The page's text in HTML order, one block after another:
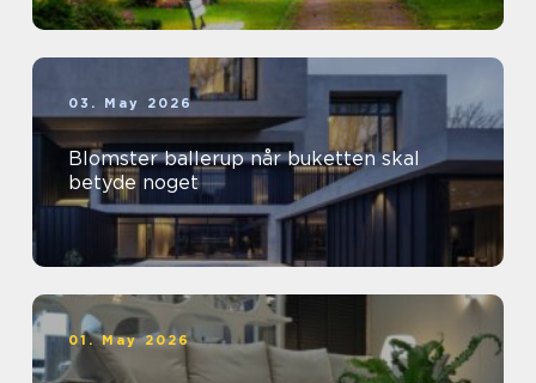
03. May 2026
Blomster ballerup når buketten skal
betyde noget
01. May 2026